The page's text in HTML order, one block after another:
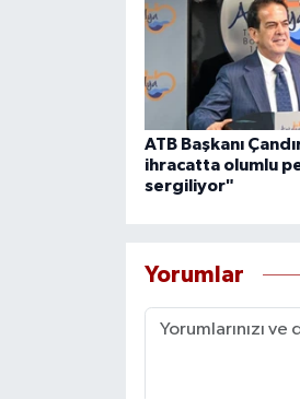
ATB Başkanı
ihracatta olumlu
sergiliyor"
Yorumlar